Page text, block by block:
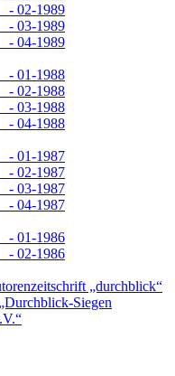
„durchblick“
Siegen